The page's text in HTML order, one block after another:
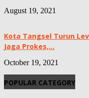
August 19, 2021
Kota Tangsel Turun
Jaga Prokes,...
October 19, 2021
POPULAR CATEGORY